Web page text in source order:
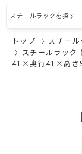
スチールラックを探す
トップ
スチール
スチールラッ
41×奥行41×高さ